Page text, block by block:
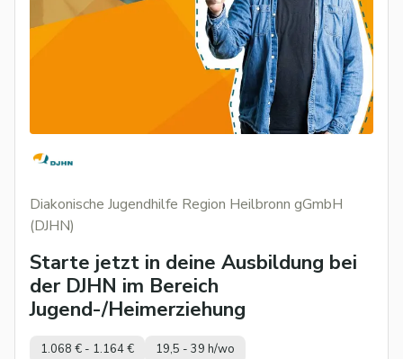
Diakonische Jugendhilfe Region Heilbronn gGmbH
(DJHN)
Starte jetzt in deine Ausbildung bei
der DJHN im Bereich
Jugend-/Heimerziehung
1.068 € - 1.164 € 19,5 - 39 h/wo